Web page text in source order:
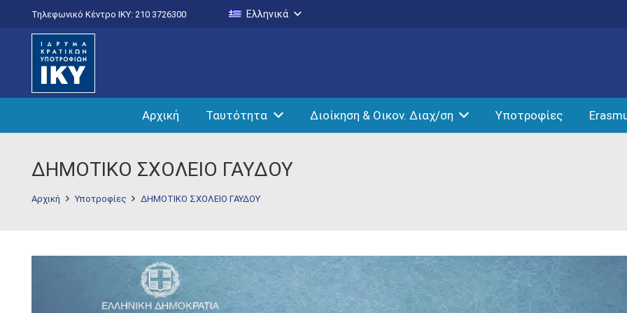
Τηλεφωνικό Κέντρο IKY: 210 3726300 Ελληνικά
Αρχική Ταυτότητα Διοίκηση & Οικον. Διαχ/ση Υποτροφίες
ΔΗΜΟΤΙΚΟ ΣΧΟΛΕΙΟ ΓΑΥΔΟΥ
Αρχική Υποτροφίες ΔΗΜΟΤΙΚΟ ΣΧΟΛΕΙΟ ΓΑΥΔΟΥ